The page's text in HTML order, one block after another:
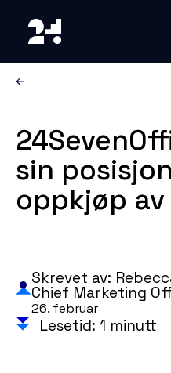
sin
oppkjøp av
Skrevet av:
Chief Marketing
26. februar
Lesetid: 1 minutt